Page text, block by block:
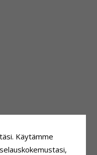
Käytämme